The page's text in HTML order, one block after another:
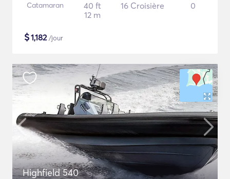
Catamaran
40 ft
12 m
16 Croisière 0
$1,182/jour
Highfield 540